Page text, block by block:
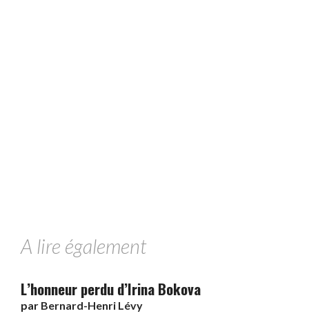
A lire également
L’honneur perdu d’Irina Bokova
par Bernard-Henri Lévy